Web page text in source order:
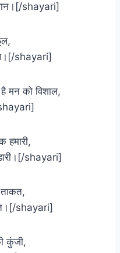
shayari]
shayari]
मन को विशाल,
हमारी,
shayari]
shayari]
कुंजी,